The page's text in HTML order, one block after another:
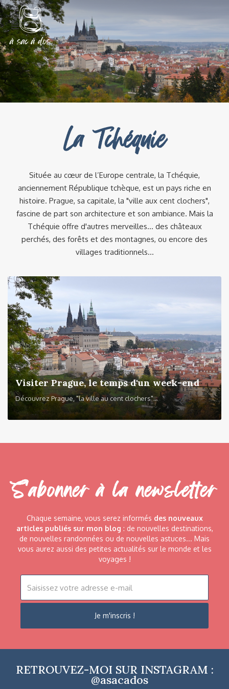
La Tchéquie
Située au cœur de l’Europe centrale, la Tchéquie,
anciennement République tchèque, est un pays riche en
histoire. Prague, sa capitale, la "ville aux cent clochers",
fascine de part son architecture et son ambiance. Mais la
Tchéquie offre d'autres merveilles... des châteaux
perchés, des forêts et des montagnes, ou encore des
villages traditionnels...
Visiter Prague, le temps d'un week-end
Découvrez Prague, "la ville au cent clochers"...
S'abonner à la newsletter
Chaque semaine, vous serez informés des nouveaux
articles publiés sur mon blog : de nouvelles destinations,
de nouvelles randonnées ou de nouvelles astuces... Mais
vous aurez aussi des petites actualités sur le monde et les
voyages !
RETROUVEZ-MOI SUR INSTAGRAM :
@asacados